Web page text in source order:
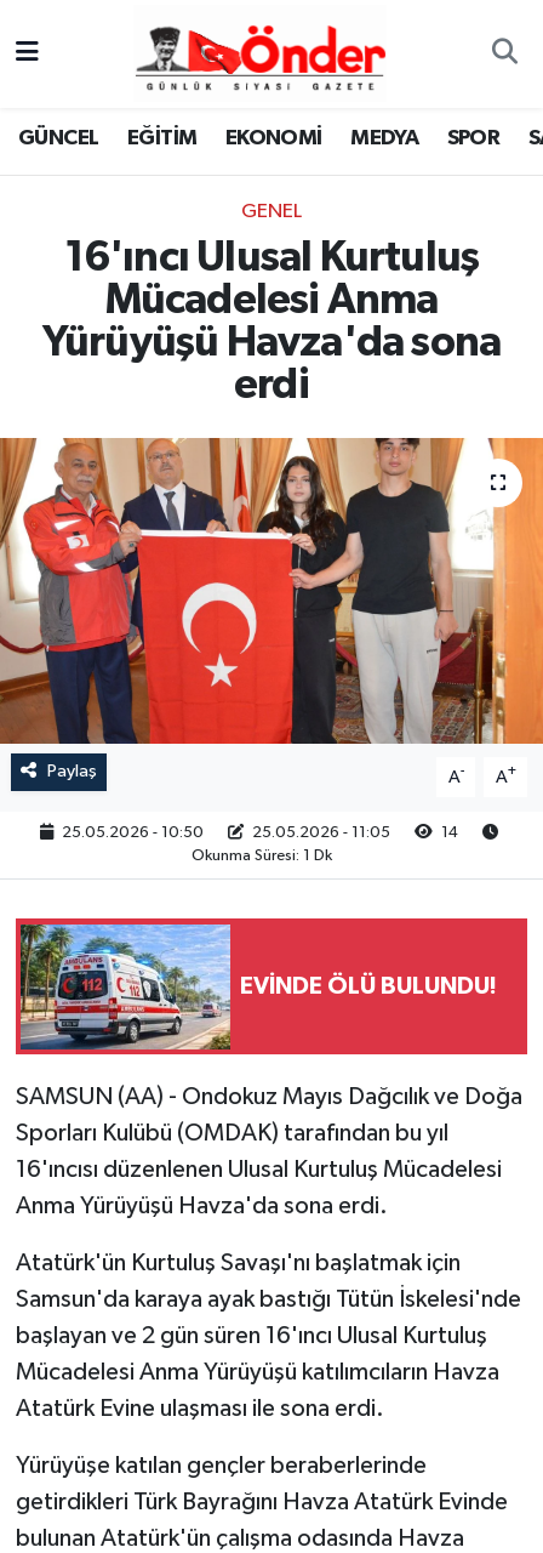
GÜNCEL EĞİTİM EKONOMİ MEDYA SPOR
GENEL
16'ıncı Ulusal Kurtuluş
Mücadelesi Anma
Yürüyüşü Havza'da sona
erdi
Paylaş A- A+
25.05.2026 - 10:50 25.05.2026 - 11:05
14
Okunma Süresi: 1 Dk
EVİNDE ÖLÜ BULUNDU!
SAMSUN (AA) - Ondokuz Mayıs Dağcılık ve Doğa
Sporları Kulübü (OMDAK) tarafından bu yıl
16'ıncısı düzenlenen Ulusal Kurtuluş Mücadelesi
Anma Yürüyüşü Havza'da sona erdi.
Atatürk'ün Kurtuluş Savaşı'nı başlatmak için
Samsun'da karaya ayak bastığı Tütün İskelesi'nde
başlayan ve 2 gün süren 16'ıncı Ulusal Kurtuluş
Mücadelesi Anma Yürüyüşü katılımcıların Havza
Atatürk Evine ulaşması ile sona erdi.
Yürüyüşe katılan gençler beraberlerinde
getirdikleri Türk Bayrağını Havza Atatürk Evinde
bulunan Atatürk'ün çalışma odasında Havza
GÜNCEL
MEDYA
SPOR
KÜLTÜR-SANAT
YAŞAM
RESMİ İLAN
Zonguldak Nöbetçi Eczaneler
Zonguldak Namaz Vakitleri
Zonguldak Trafik Yoğunluk Haritası
TFF 3.Lig 4.Grup Puan Durumu ve Fikstür
Son Dakika Haberleri
Haber Arşivi